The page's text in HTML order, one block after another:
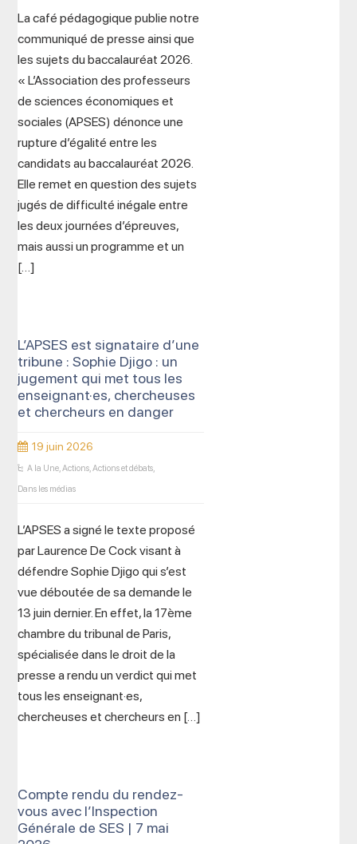
La café pédagogique publie notre
communiqué de presse ainsi que
les sujets du baccalauréat 2026.
« L’Association des professeurs
de sciences économiques et
sociales (APSES) dénonce une
rupture d’égalité entre les
candidats au baccalauréat 2026.
Elle remet en question des sujets
jugés de difficulté inégale entre
les deux journées d’épreuves,
mais aussi un programme et un
[…]
L’APSES est signataire d’une
tribune : Sophie Djigo : un
jugement qui met tous les
enseignant·es, chercheuses
et chercheurs en danger
19 juin 2026
A la Une,Actions,Actions et débats,
Dans les médias
L’APSES a signé le texte proposé
par Laurence De Cock visant à
défendre Sophie Djigo qui s’est
vue déboutée de sa demande le
13 juin dernier. En effet, la 17ème
chambre du tribunal de Paris,
spécialisée dans le droit de la
presse a rendu un verdict qui met
tous les enseignant·es,
chercheuses et chercheurs en […]
Compte rendu du rendez-
vous avec l’Inspection
Générale de SES | 7 mai